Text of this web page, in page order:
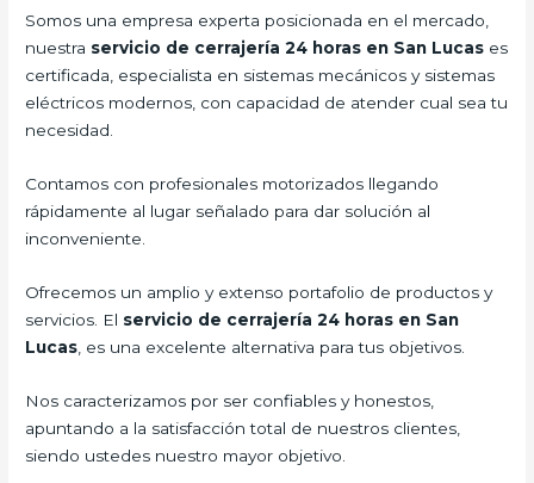
Somos una empresa experta posicionada en el mercado,
nuestra servicio de cerrajería 24 horas en San Lucas es
certificada, especialista en sistemas mecánicos y sistemas
eléctricos modernos, con capacidad de atender cual sea tu
necesidad.
Contamos con profesionales motorizados llegando
rápidamente al lugar señalado para dar solución al
inconveniente.
Ofrecemos un amplio y extenso portafolio de productos y
servicios. El servicio de cerrajería 24 horas en San
Lucas , es una excelente alternativa para tus objetivos.
Nos caracterizamos por ser confiables y honestos,
apuntando a la satisfacción total de nuestros clientes,
siendo ustedes nuestro mayor objetivo.